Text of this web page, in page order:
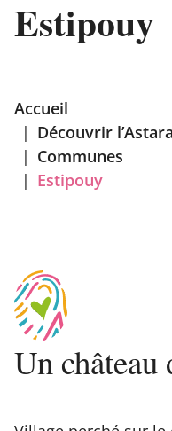
Accueil
| Découvrir
| Communes
| Estipouy
Estipouy
Un château